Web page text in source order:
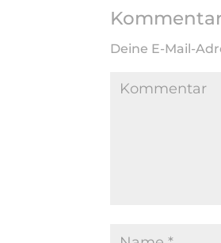
Deine E-Mail-